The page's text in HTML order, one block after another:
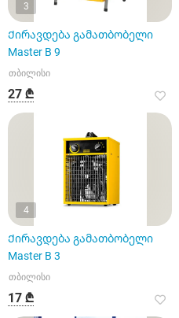
3
Ქირავდება გამათბობელი
Master B 9
თბილისი
27 ₾
4
Ქირავდება გამათბობელი
Master B 3
თბილისი
17 ₾